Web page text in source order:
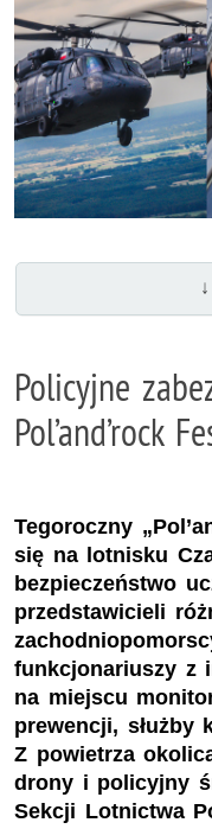
Policyjne
Pol’and’rock
Tegoroczny
się na lotnisku
bezpieczeństwo
przedstawicieli
funkcjonariuszy z
na miejscu
prewencji, służby
Z powietrza
drony i policyjny
Sekcji Lotnictwa